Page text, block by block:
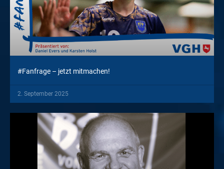
#Fanfrage – jetzt mitmachen!
2. September 2025